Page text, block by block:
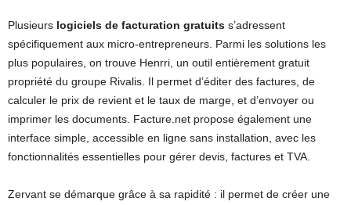
Plusieurs logiciels de facturation gratuits s’adressent
spécifiquement aux micro-entrepreneurs. Parmi les solutions les
plus populaires, on trouve Henrri, un outil entièrement gratuit
propriété du groupe Rivalis. Il permet d’éditer des factures, de
calculer le prix de revient et le taux de marge, et d’envoyer ou
imprimer les documents. Facture.net propose également une
interface simple, accessible en ligne sans installation, avec les
fonctionnalités essentielles pour gérer devis, factures et TVA.
Zervant se démarque grâce à sa rapidité : il permet de créer une